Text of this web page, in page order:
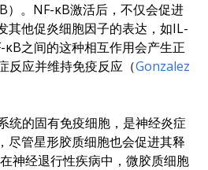
）。NF-κB激活后，不仅会促进
其他促炎细胞因子的表达，如IL-
之间的这种相互作用会产生正
反应并维持免疫反应（Gonzalez
统的固有免疫细胞，是神经炎症
尽管星形胶质细胞也会促进其释
神经退行性疾病中，微胶质细胞